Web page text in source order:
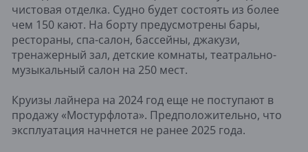
чистовая отделка. Судно будет состоять из более
чем 150 кают. На борту предусмотрены бары,
рестораны, спа-салон, бассейны, джакузи,
тренажерный зал, детские комнаты, театрально-
музыкальный салон на 250 мест.
Круизы лайнера на 2024 год еще не поступают в
продажу «Мостурфлота». Предположительно, что
эксплуатация начнется не ранее 2025 года.